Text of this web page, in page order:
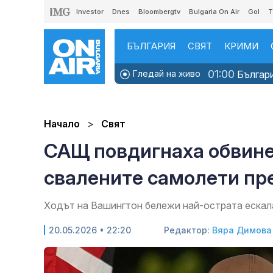
Investor Dnes Bloombergtv Bulgaria On Air Gol
БЪЛГАРИЯ СВЯТ КРИМИ
Гледай на живо 01:00
Начало Свят
САЩ повдигнаха
свалените самолети
Ходът на Вашингтон бележи най-острата
20.05.2026 • 22:20 Редактор: Вяра Димова